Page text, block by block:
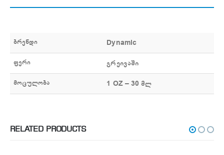
ბრენდი Dynamic
ფერი გრეივაში
მოცულობა 1 OZ – 30 მლ
RELATED PRODUCTS